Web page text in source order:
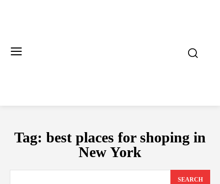
Tag: best places for shoping in
New York
SEARCH